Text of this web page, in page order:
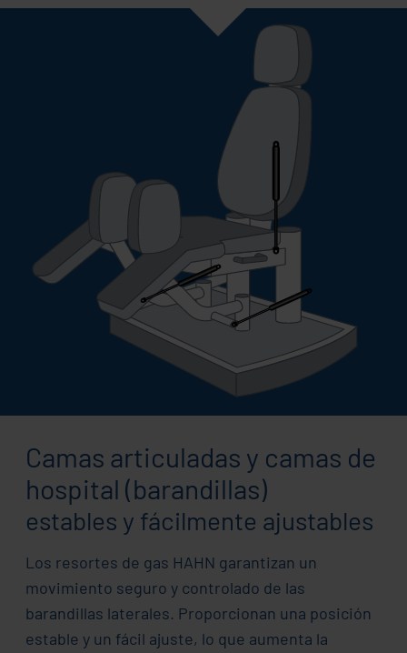
Camas articuladas y camas de
hospital (barandillas)
estables y fácilmente ajustables
Los resortes de gas HAHN garantizan un
movimiento seguro y controlado de las
barandillas laterales. Proporcionan una posición
estable y un fácil ajuste, lo que aumenta la